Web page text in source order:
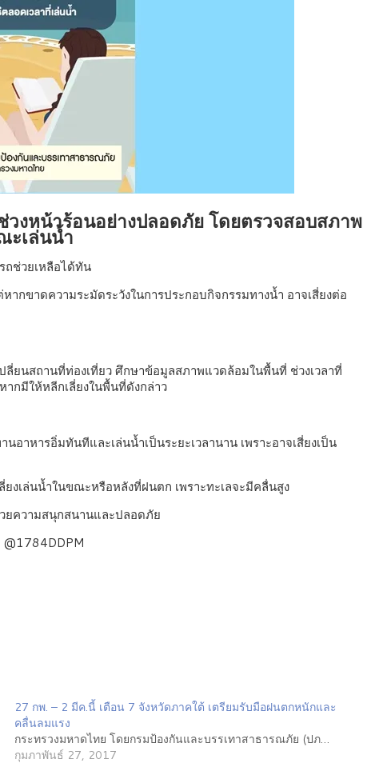
งหน้าร้อนอย่างปลอดภัย โดยตรวจสอบสภาพ
ะเล่นน้ำ
ถช่วยเหลือได้ทัน
กขาดความระมัดระวังในการประกอบกิจกรรมทางน้ำ อาจเสี่ยงต่อ
ยนสถานที่ท่องเที่ยว ศึกษาข้อมูลสภาพแวดล้อมในพื้นที่ ช่วงเวลาที่
กมีให้หลีกเลี่ยงในพื้นที่ดังกล่าว
าหารอิ่มทันทีและเล่นน้ำเป็นระยะเวลานาน เพราะอาจเสี่ยงเป็น
เล่นน้ำในขณะหรือหลังที่ฝนตก เพราะทะเลจะมีคลื่นสูง
ยความสนุกสนานและปลอดภัย
@1784DDPM
27 กพ. – 2 มีค.นี้ เตือน 7 จังหวัดภาคใต้ เตรียมรับมือฝนตกหนักและ
คลื่นลมแรง
กระทรวงมหาดไทย โดยกรมป้องกันและบรรเทาสาธารณภัย (ปภ…
กุมภาพันธ์ 27, 2017